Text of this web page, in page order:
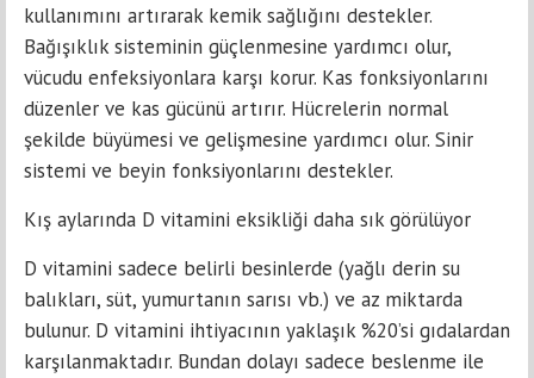
kullanımını artırarak kemik sağlığını destekler.
Bağışıklık sisteminin güçlenmesine yardımcı olur,
vücudu enfeksiyonlara karşı korur. Kas fonksiyonlarını
düzenler ve kas gücünü artırır. Hücrelerin normal
şekilde büyümesi ve gelişmesine yardımcı olur. Sinir
sistemi ve beyin fonksiyonlarını destekler.
Kış aylarında D vitamini eksikliği daha sık görülüyor
D vitamini sadece belirli besinlerde (yağlı derin su
balıkları, süt, yumurtanın sarısı vb.) ve az miktarda
bulunur. D vitamini ihtiyacının yaklaşık %20’si gıdalardan
karşılanmaktadır. Bundan dolayı sadece beslenme ile